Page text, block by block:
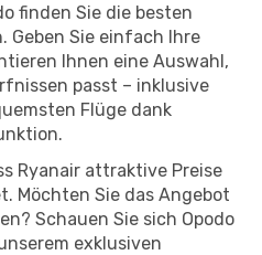
finden Sie die besten
Geben Sie einfach Ihre
Ihnen eine Auswahl,
passt – inklusive
Flüge dank
Ryanair attraktive Preise
Möchten Sie das Angebot
Schauen Sie sich Opodo
exklusiven